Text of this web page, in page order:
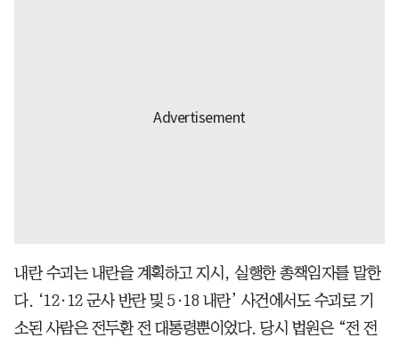
내란 수괴는 내란을 계획하고 지시, 실행한 총책임자를 말한
다. ‘12·12 군사 반란 및 5·18 내란’ 사건에서도 수괴로 기
소된 사람은 전두환 전 대통령뿐이었다. 당시 법원은 “전 전